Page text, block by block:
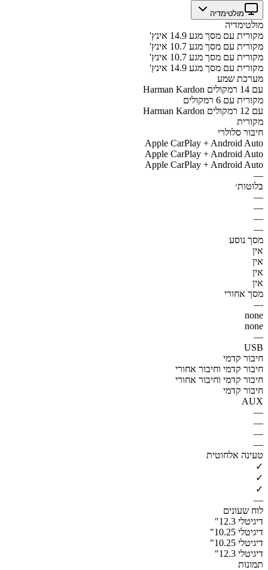
מולטימדיה
מולטימדיה
מקורית עם מסך מגע 14.9 אינץ'
מקורית עם מסך מגע 10.7 אינץ'
מקורית עם מסך מגע 10.7 אינץ'
מקורית עם מסך מגע 14.9 אינץ'
מערכת שמע
Harman Kardon עם 14 רמקולים
מקורית עם 6 רמקולים
Harman Kardon עם 12 רמקולים
מקורית
חיבור סלולרי
Apple CarPlay + Android Auto
Apple CarPlay + Android Auto
Apple CarPlay + Android Auto
—
בלוטות׳
—
—
—
—
מסך נוסע
אין
אין
אין
אין
מסך אחורי
—
none
none
—
USB
חיבור קדמי
חיבור קדמי וחיבור אחורי
חיבור קדמי וחיבור אחורי
חיבור קדמי
AUX
—
—
—
—
טעינה אלחוטית
✓
✓
✓
—
לוח שעונים
דיגיטלי 12.3"
דיגיטלי 10.25"
דיגיטלי 10.25"
דיגיטלי 12.3"
תמונות